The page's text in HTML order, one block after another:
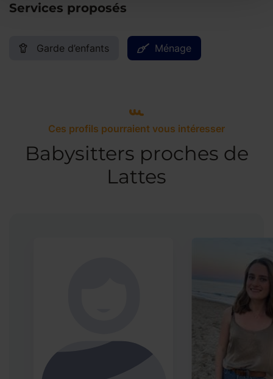
Services proposés
Garde d’enfants Ménage
Ces profils pourraient vous intéresser
Babysitters proches de
Lattes